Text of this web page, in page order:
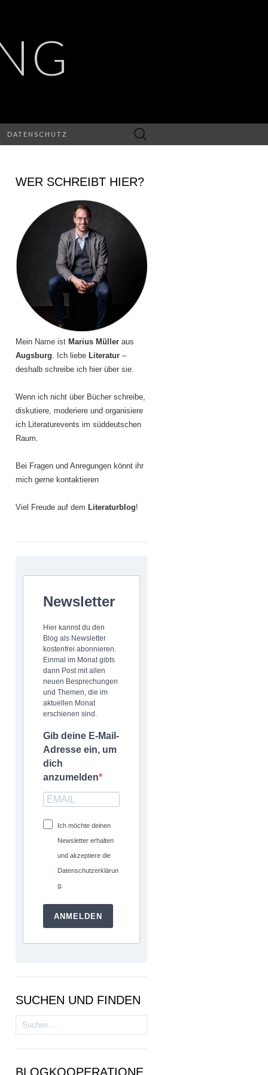
DATENSCHUTZ
Suchen
nach:
WER SCHREIBT HIER?
Mein Name ist Marius Müller aus
Augsburg. Ich liebe Literatur –
deshalb schreibe ich hier über sie.
Wenn ich nicht über Bücher schreibe,
diskutiere, moderiere und organisiere
ich Literaturevents im süddeutschen
Raum.
Bei Fragen und Anregungen könnt ihr
mich gerne kontaktieren
Viel Freude auf dem Literaturblog!
Newsletter
Hier kannst du den
Blog als Newsletter
kostenfrei abonnieren.
Einmal im Monat gibts
dann Post mit allen
neuen Besprechungen
und Themen, die im
aktuellen Monat
erschienen sind.
Gib deine E-Mail-
Adresse ein, um
dich
anzumelden
Ich möchte deinen
Newsletter erhalten
und akzeptiere die
Datenschutzerklärun
g.
ANMELDEN
SUCHEN UND FINDEN
Suchen
nach:
BLOGKOOPERATIONE